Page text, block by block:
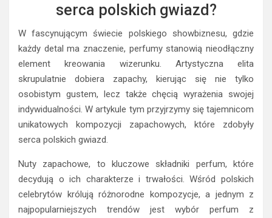
serca polskich gwiazd?
W fascynującym świecie polskiego showbiznesu, gdzie
każdy detal ma znaczenie, perfumy stanowią nieodłączny
element kreowania wizerunku. Artystyczna elita
skrupulatnie dobiera zapachy, kierując się nie tylko
osobistym gustem, lecz także chęcią wyrażenia swojej
indywidualności. W artykule tym przyjrzymy się tajemnicom
unikatowych kompozycji zapachowych, które zdobyły
serca polskich gwiazd.
Nuty zapachowe, to kluczowe składniki perfum, które
decydują o ich charakterze i trwałości. Wśród polskich
celebrytów królują różnorodne kompozycje, a jednym z
najpopularniejszych trendów jest wybór perfum z